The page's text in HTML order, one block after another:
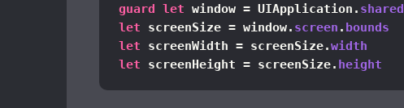
guard let window = UIApplication. shared
let screenSize = window. screen . bounds
let screenWidth = screenSize.width
let screenHeight = screenSize. height